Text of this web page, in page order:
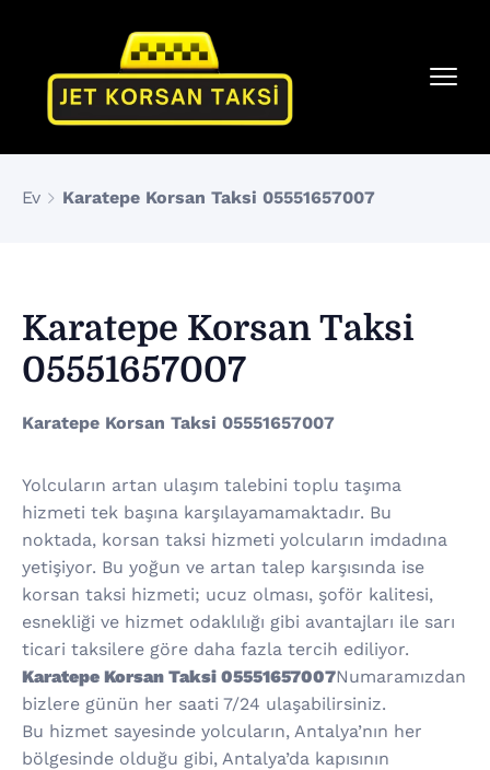
Ev Karatepe Korsan Taksi 05551657007
Karatepe Korsan Taksi
05551657007
Karatepe Korsan Taksi 05551657007
Yolcuların artan ulaşım talebini toplu taşıma
hizmeti tek başına karşılayamamaktadır. Bu
noktada, korsan taksi hizmeti yolcuların imdadına
yetişiyor. Bu yoğun ve artan talep karşısında ise
korsan taksi hizmeti; ucuz olması, şoför kalitesi,
esnekliği ve hizmet odaklılığı gibi avantajları ile sarı
ticari taksilere göre daha fazla tercih ediliyor.
Karatepe Korsan Taksi 05551657007Numaramızdan
bizlere günün her saati 7/24 ulaşabilirsiniz.
Bu hizmet sayesinde yolcuların, Antalya’nın her
bölgesinde olduğu gibi, Antalya’da kapısının